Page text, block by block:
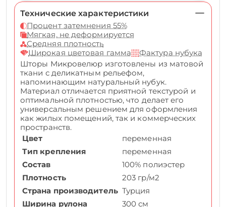
Технические характеристики
Процент затемнения 55%
Мягкая, не деформируется
Средняя плотность
Широкая цветовая гамма
Фактура нубука
Шторы Микровелюр изготовлены из матовой
ткани с деликатным рельефом,
напоминающим натуральный нубук.
Материал отличается приятной текстурой и
оптимальной плотностью, что делает его
универсальным решением для оформления
как жилых помещений, так и коммерческих
пространств.
Цвет
переменная
Тип крепления
переменная
Состав
100% полиэстер
Плотность
203 гр/м2
Страна производитель Турция
Ширина рулона
300 см